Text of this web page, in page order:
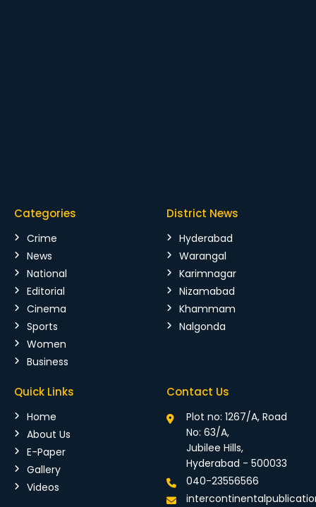
Categories
Crime
News
National
Editorial
Cinema
Sports
Women
Business
District News
Hyderabad
Warangal
Karimnagar
Nizamabad
Khammam
Nalgonda
Quick Links
Home
About Us
E-Paper
Gallery
Videos
Contact Us
Plot no: 1267/A, Road
No: 63/A,
Jubilee Hills,
Hyderabad - 500033
040-23556566